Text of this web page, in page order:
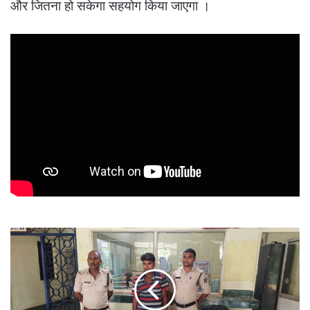
और जितना हो सकेगा सहयोग किया जाएगा ।
thief
clutches-